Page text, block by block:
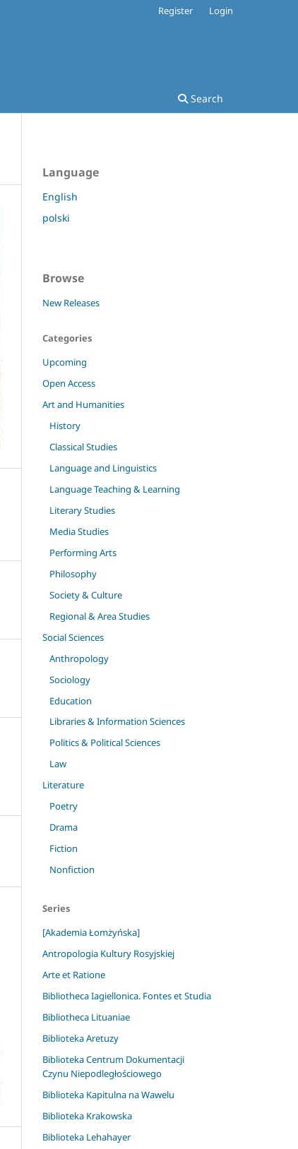
Search
Register Login
Language
English
polski
Browse
New Releases
Categories
Upcoming
Open Access
Art and Humanities
History
Classical Studies
Language and Linguistics
Language Teaching & Learning
Literary Studies
Media Studies
Performing Arts
Philosophy
Society & Culture
Regional & Area Studies
Social Sciences
Anthropology
Sociology
Education
Libraries & Information Sciences
Politics & Political Sciences
Law
Literature
Poetry
Drama
Fiction
Nonfiction
Series
[Akademia Łomżyńska]
Antropologia Kultury Rosyjskiej
Arte et Ratione
Bibliotheca Iagiellonica. Fontes et Studia
Bibliotheca Lituaniae
Biblioteka Aretuzy
Biblioteka Centrum Dokumentacji
Czynu Niepodległościowego
Biblioteka Kapitulna na Wawelu
Biblioteka Krakowska
Biblioteka Lehahayer